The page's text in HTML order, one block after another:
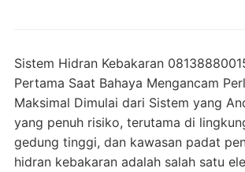
Sistem Hidran Kebakaran
Pertama Saat Bahaya Mengancam
Maksimal Dimulai dari Sistem yang
yang penuh risiko, terutama di
gedung tinggi, dan kawasan padat
hidran kebakaran adalah salah satu